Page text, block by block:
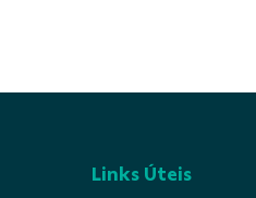
Links Úteis